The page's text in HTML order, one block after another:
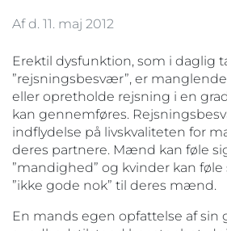
Af d. 11. maj 2012
Erektil dysfunktion, som i daglig
”rejsningsbesvær”, er
eller opretholde rejsning i en
kan gennemføres.
indflydelse på livskvaliteten for
deres partnere. Mænd kan føle
”mandighed” og kvinder kan føle
”ikke gode nok” til deres mænd.
En mands egen opfattelse af sin